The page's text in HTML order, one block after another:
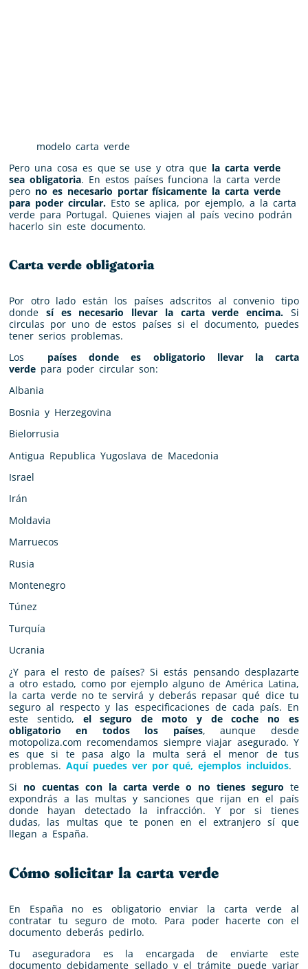
modelo carta verde
Pero una cosa es que se use y otra quela carta verde
sea obligatoria. En estos países funciona la carta verde
pero no es necesario portar físicamente la carta verde
para poder circular. Esto se aplica, por ejemplo, a la carta
verde para Portugal. Quienes viajen al país vecino podrán
hacerlo sin este documento.
Carta verde obligatoria
Por otro lado están los países adscritos al convenio tipo
donde sí es necesario llevar la carta verde encima. Si
circulas por uno de estos países si el documento, puedes
tener serios problemas.
Los países donde es obligatorio llevar la carta
verde para poder circular son:
Albania
Bosnia y Herzegovina
Bielorrusia
Antigua Republica Yugoslava de Macedonia
Israel
Irán
Moldavia
Marruecos
Rusia
Montenegro
Túnez
Turquía
Ucrania
¿Y para el resto de países? Si estás pensando desplazarte
a otro estado, como por ejemplo alguno de América Latina,
la carta verde no te servirá y deberás repasar qué dice tu
seguro al respecto y las especificaciones de cada país. En
este sentido, el seguro de moto y de coche no es
obligatorio en todos los países, aunque desde
motopoliza.com recomendamos siempre viajar asegurado. Y
es que si te pasa algo la multa será el menor de tus
problemas. Aquí puedes ver por qué, ejemplos incluidos.
Si no cuentas con la carta verde o no tienes seguro te
expondrás a las multas y sanciones que rijan en el país
donde hayan detectado la infracción. Y por si tienes
dudas, las multas que te ponen en el extranjero sí que
llegan a España.
Cómo solicitar la carta verde
En España no es obligatorio enviar la carta verde al
contratar tu seguro de moto. Para poder hacerte con el
documento deberás pedirlo.
Tu aseguradora es la encargada de enviarte este
documento debidamente sellado y el trámite puede variar